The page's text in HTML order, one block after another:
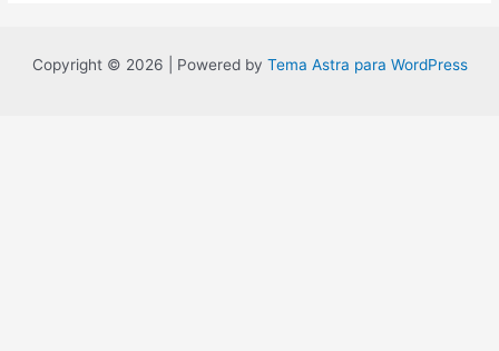
Copyright © 2026 | Powered by Tema Astra para WordPress